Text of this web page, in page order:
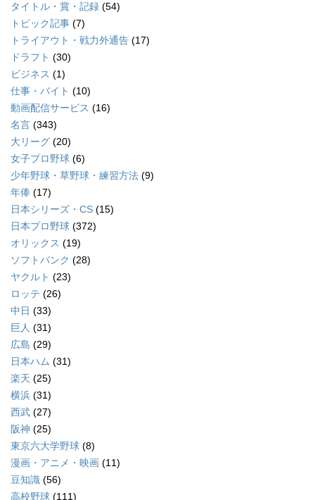
タイトル・賞・記録 (54)
トピック記事 (7)
トライアウト・戦力外通告 (17)
ドラフト (30)
ビジネス (1)
仕事・バイト (10)
動画配信サービス (16)
名言 (343)
大リーグ (20)
女子プロ野球 (6)
少年野球・草野球・練習方法 (9)
年俸 (17)
日本シリーズ・CS (15)
日本プロ野球 (372)
オリックス (19)
ソフトバンク (28)
ヤクルト (23)
ロッテ (26)
中日 (33)
巨人 (31)
広島 (29)
日本ハム (31)
楽天 (25)
横浜 (31)
西武 (27)
阪神 (25)
東京六大学野球 (8)
漫画・アニメ・映画 (11)
豆知識 (56)
高校野球 (111)